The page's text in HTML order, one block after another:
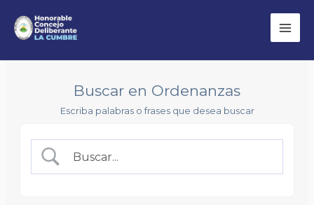
Buscar en Ordenanzas
Escriba palabras o frases que desea buscar